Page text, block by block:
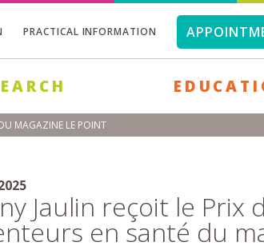
PRACTICAL INFORMATION
MAGAZINE LE POINT
Jaulin reçoit le Prix
en santé du